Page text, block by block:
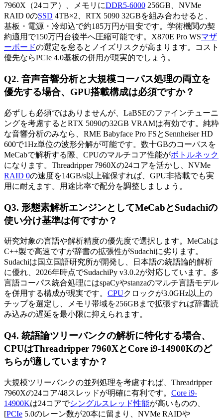
7960X（24コア）、メモリにDDR5-6000 256GB、NVMe
RAID 0のSSD 4TB×2、RTX 5090 32GBを組み合わせると、
基板・電源・冷却込で約185万円が目安です。学術機関の契
約適用で150万円台後半へ圧縮可能です。X870E Pro WSマザ
ーボードの選定を怠るとノイズリスクが高まります。コスト
優先ならPCIe 4.0基板の併用が現実的でしょう。
Q2. 音声音響分析と大規模コーパス処理の両立を
優先する場合、GPU搭載構成は必須ですか？
必ずしも必須ではありませんが、LaBSEのファインチューニ
ングを考慮するとRTX 5090の32GB VRAMは有効です。純粋
な音響分析のみなら、RME Babyface Pro FSとSennheiser HD
600で1Hz単位の波形分解が可能です。数十GBのコーパスを
MeCabで解析する際、CPUのマルチコア性能がボトルネック
になります。Threadripper 7960Xの24コアを活かし、NVMe
RAID 0の速度を14GB/s以上確保すれば、GPU非搭載でも実
用に耐えます。用途比率で配分を調整しましょう。
Q3. 形態素解析エンジンとしてMeCabとSudachiの
使い分け基準は何ですか？
研究対象の言語や解析精度の優先度で選択します。MeCabは
C++製で高速ですが辞書の拡張性がSudachiに劣ります。
Sudachiは国立国語研究所が開発し、日本語の統語論的解析
に優れ、2026年時点でSudachiPy v3.0.2が対応しています。多
言語コーパス統合処理にはspaCyやstanzaのマルチ言語モデル
を併用する構成が現実です。 CPUクロックが3.0GHz以上の
チップを選定し、メモリ帯域を256GBまで拡張すれば辞書読
み込みの遅延を最小限に抑えられます。
Q4. 統語論ツリーバンクの解析に特化する場合、
CPUはThreadripper 7960XとCore i9-14900Kのど
ちらが適していますか？
大規模ツリーバンクの並列処理を考慮すれば、Threadripper
7960Xの24コア/48スレッドが明確に有利です。 Core i9-
14900Kは24コアでシングルスレッド性能が高いものの、
[PCIe 5.0のレーン数が20本に留まり、NVMe RAIDや